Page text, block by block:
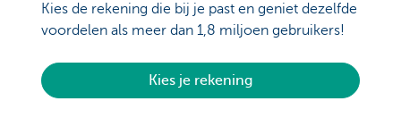
Kies de rekening die bij je past en geniet dezelfde
voordelen als meer dan 1,8 miljoen gebruikers!
Kies je rekening